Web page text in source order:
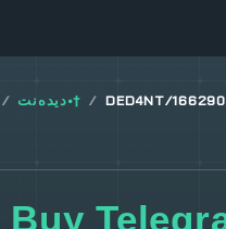
دیدەنت•† DED4NT/166290